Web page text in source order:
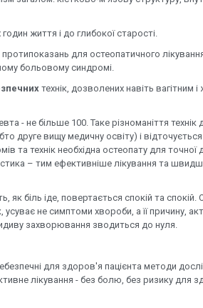
життя і до глибокої старості.
для остеопатичного
больовому синдромі.
технік, дозволених навіть вагітним
- не більше 100. Таке різноманіття технік
друге вищу медичну освіту) і
та технік необхідна остеопату для точної
– тим ефективніше лікування та
як біль іде, повертається спокій та
не симптоми хвороби, а її причину,
захворювання зводиться до нуля.
для здоров'я пацієнта методи
лікування - без болю, без ризику для